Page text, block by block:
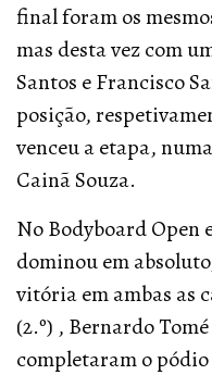
final foram os
mas desta vez com
Santos e Francisco
posição,
venceu a etapa,
Cainã Souza.
No Bodyboard Open
dominou em
vitória em ambas as
(2.º) , Bernardo
completaram o